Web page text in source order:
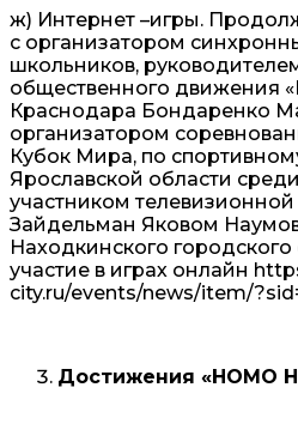
ж) Интернет –игры.
с организатором
школьников,
общественного движения
Краснодара Бондаренко
организатором
Кубок Мира, по
Ярославской области
участником
Зайдельман Яковом
Находкинского
участие в играх онлайн
city.ru/events/news/item/
Достижения «НОМО